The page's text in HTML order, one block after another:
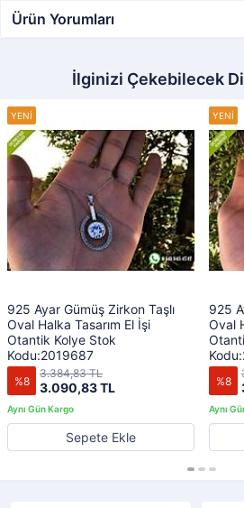
Ürün Yorumları
İlginizi Çekebilecek
925 Ayar Gümüş Zirkon Taşlı
Oval Halka Tasarım El İşi
Otantik Kolye Stok
Kodu:2019687
%8 3.090,83 TL
3.384,83 TL
Sepete Ekle
925
Oval
%8